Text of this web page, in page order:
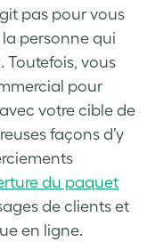
pas pour vous
personne qui
Toutefois, vous
pour
votre cible de
façons d’y
du paquet
de clients et
en ligne.